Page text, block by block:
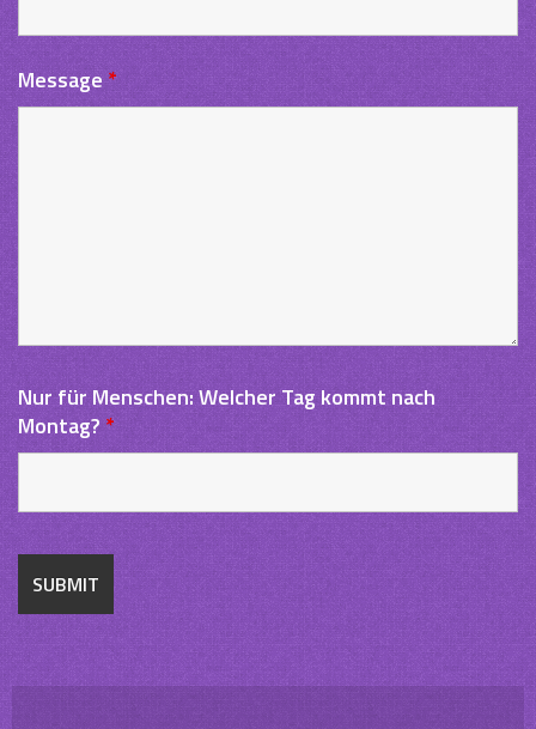
Message *
Nur für Menschen: Welcher Tag kommt nach
Montag? *